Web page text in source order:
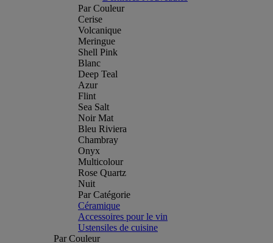
Par Couleur
Cerise
Volcanique
Meringue
Shell Pink
Blanc
Deep Teal
Azur
Flint
Sea Salt
Noir Mat
Bleu Riviera
Chambray
Onyx
Multicolour
Rose Quartz
Nuit
Par Catégorie
Céramique
Accessoires pour le vin
Ustensiles de cuisine
Par Couleur